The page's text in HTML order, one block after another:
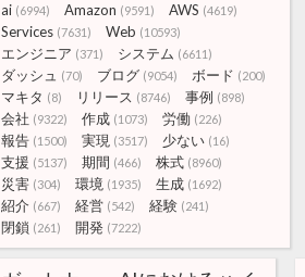
ai (6994) Amazon (9591) AWS (4619)
Services (7631) Web (10593)
エンジニア (371) システム (6611)
ダッシュ (70) ブログ (9054) ボード (200)
マキタ (8) リリース (8746) 事例 (898)
会社 (9322) 作成 (1073) 労働 (226)
報告 (1500) 実現 (3517) 少ない (16)
支援 (5137) 期間 (466) 株式 (8960)
災害 (304) 環境 (1935) 生成 (1692)
紹介 (667) 経営 (542) 経験 (241)
閉鎖 (261) 開発 (7222)